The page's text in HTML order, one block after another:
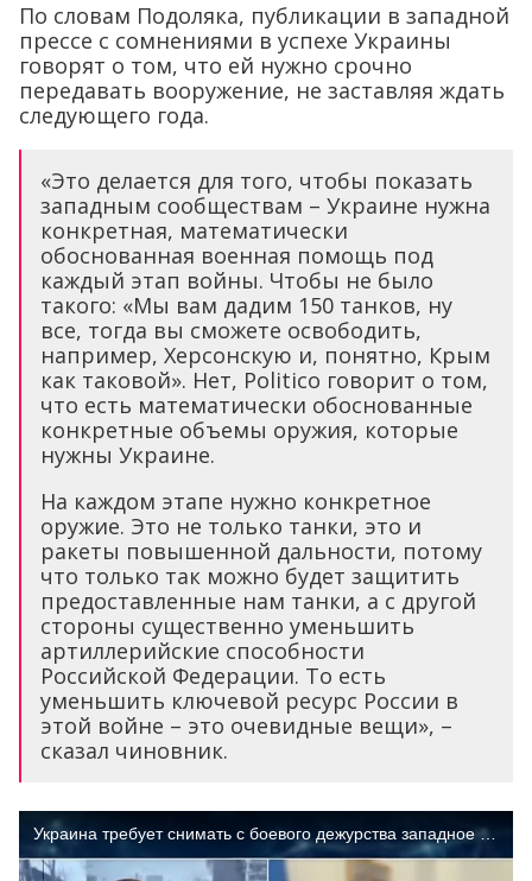
По словам Подоляка, публикации в западной
прессе с сомнениями в успехе Украины
говорят о том, что ей нужно срочно
передавать вооружение, не заставляя ждать
следующего года.
«Это делается для того, чтобы показать
западным сообществам – Украине нужна
конкретная, математически
обоснованная военная помощь под
каждый этап войны. Чтобы не было
такого: «Мы вам дадим 150 танков, ну
все, тогда вы сможете освободить,
например, Херсонскую и, понятно, Крым
как таковой». Нет, Politico говорит о том,
что есть математически обоснованные
конкретные объемы оружия, которые
нужны Украине.
На каждом этапе нужно конкретное
оружие. Это не только танки, это и
ракеты повышенной дальности, потому
что только так можно будет защитить
предоставленные нам танки, а с другой
стороны существенно уменьшить
артиллерийские способности
Российской Федерации. То есть
уменьшить ключевой ресурс России в
этой войне – это очевидные вещи», –
сказал чиновник.